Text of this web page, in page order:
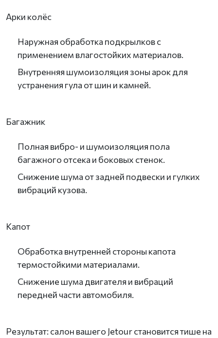
Арки колёс
Наружная обработка подкрылков с
применением влагостойких материалов.
Внутренняя шумоизоляция зоны арок для
устранения гула от шин и камней.
Багажник
Полная вибро- и шумоизоляция пола
багажного отсека и боковых стенок.
Снижение шума от задней подвески и гулких
вибраций кузова.
Капот
Обработка внутренней стороны капота
термостойкими материалами.
Снижение шума двигателя и вибраций
передней части автомобиля.
Результат: салон вашего Jetour становится тише на